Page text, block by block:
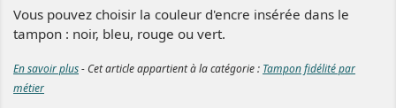
Vous pouvez choisir la couleur d'encre insérée dans le
tampon : noir, bleu, rouge ou vert.
En savoir plus- Cet article appartient à la catégorie : Tampon fidélité par
métier